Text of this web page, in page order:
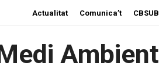
Actualitat Comunica’t CBSUB
Ambient